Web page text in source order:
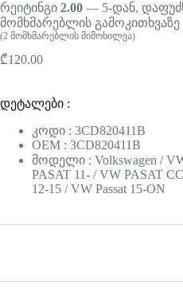
რეიტინგი 2.00 — 5-დან,
მომხმარებლის გამოკითხვაზე
(2 მომხმარებლის მიმოხილვა)
₾120.00
დეტალები :
კოდი : 3CD820411B
OEM : 3CD820411B
მოდელი : Volkswagen /
PASAT 11- / VW PASAT
12-15 / VW Passat 15-ON